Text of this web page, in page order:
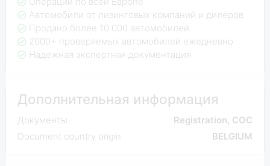
Автомобили от лизинговых компаний и дилеров
Продано более 10 000 автомобилей.
2000+ проверяемых автомобилей ежедневно
Надежная экспертная документация
Дополнительная информация
Документы
Registration, COC
Document country origin
BELGIUM